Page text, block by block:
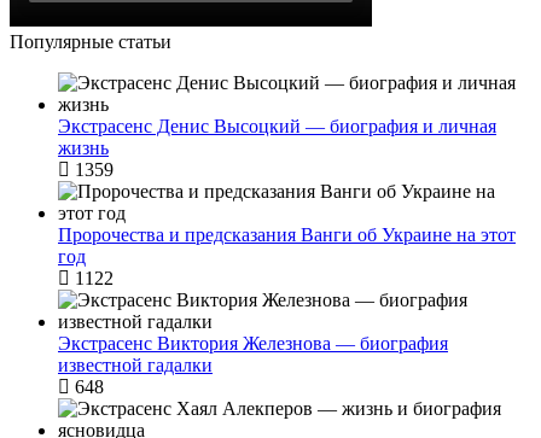
Популярные статьи
Экстрасенс Денис Высоцкий — биография и личная
жизнь
1359
Пророчества и предсказания Ванги об Украине на этот
год
1122
Экстрасенс Виктория Железнова — биография
известной гадалки
648